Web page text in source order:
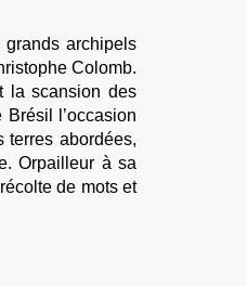
grands archipels
Colomb.
la scansion des
l’occasion
terres abordées,
Orpailleur à sa
de mots et